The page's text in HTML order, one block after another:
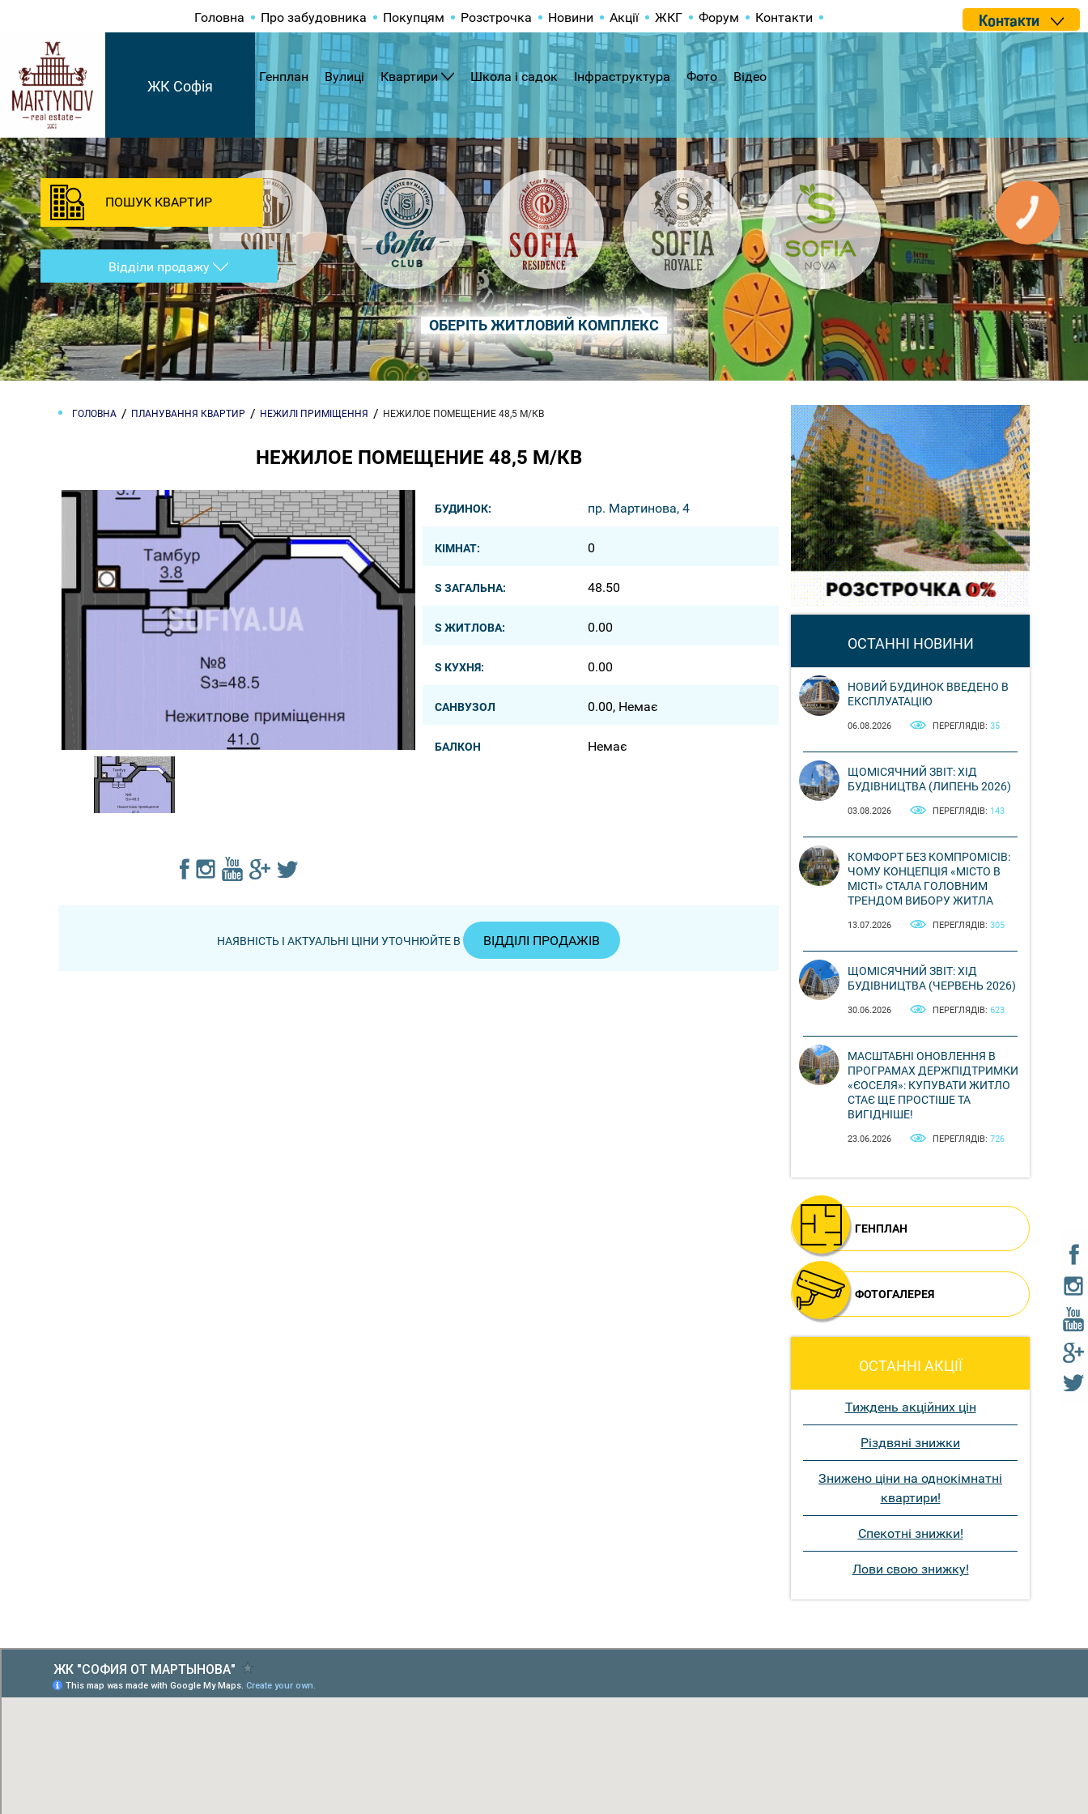
ОБЕРІТЬ ЖИТЛОВИЙ КОМПЛЕКС
Головна Про забудовника Покупцям Розстрочка Новини Акції ЖКГ Форум Контакти Контакти
ЖК Софія
Генплан Вулиці Квартири Школа і садок Інфраструктура Фото Відео
ПОШУК КВАРТИР
Відділи продажу
ГОЛОВНА ПЛАНУВАННЯ КВАРТИР НЕЖИЛІ ПРИМІЩЕННЯ НЕЖИЛОЕ ПОМЕЩЕНИЕ 48,5 М/КВ
НЕЖИЛОЕ ПОМЕЩЕНИЕ 48,5 М/КВ
БУДИНОК: пр. Мартинова, 4
КІМНАТ: 0
S ЗАГАЛЬНА: 48.50
S ЖИТЛОВА: 0.00
S КУХНЯ: 0.00
САНВУЗОЛ 0.00, Немає
БАЛКОН Немає
НАЯВНІСТЬ І АКТУАЛЬНІ ЦІНИ УТОЧНЮЙТЕ В ВІДДІЛІ ПРОДАЖІВ
ОСТАННІ НОВИНИ
НОВИЙ БУДИНОК ВВЕДЕНО В
ЕКСПЛУАТАЦІЮ
06.08.2026 ПЕРЕГЛЯДІВ: 35
ЩОМІСЯЧНИЙ ЗВІТ: ХІД
БУДІВНИЦТВА (ЛИПЕНЬ 2026)
03.08.2026 ПЕРЕГЛЯДІВ: 143
КОМФОРТ БЕЗ КОМПРОМІСІВ:
ЧОМУ КОНЦЕПЦІЯ «МІСТО В
МІСТІ» СТАЛА ГОЛОВНИМ
ТРЕНДОМ ВИБОРУ ЖИТЛА
13.07.2026 ПЕРЕГЛЯДІВ: 305
ЩОМІСЯЧНИЙ ЗВІТ: ХІД
БУДІВНИЦТВА (ЧЕРВЕНЬ 2026)
30.06.2026 ПЕРЕГЛЯДІВ: 623
МАСШТАБНІ ОНОВЛЕННЯ В
ПРОГРАМАХ ДЕРЖПІДТРИМКИ
«ЄОСЕЛЯ»: КУПУВАТИ ЖИТЛО
СТАЄ ЩЕ ПРОСТІШЕ ТА
ВИГІДНІШЕ!
23.06.2026 ПЕРЕГЛЯДІВ: 726
ГЕНПЛАН
ФОТОГАЛЕРЕЯ
ОСТАННІ АКЦІЇ
Тиждень акційних цін
Різдвяні знижки
Знижено ціни на однокімнатні
квартири!
Спекотні знижки!
Лови свою знижку!